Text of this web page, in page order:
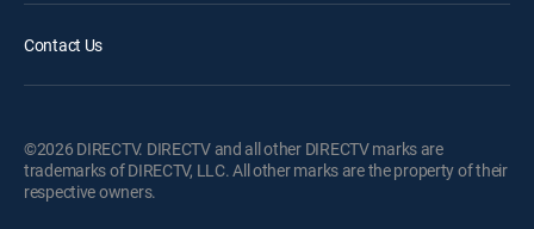
Contact Us
©2026 DIRECTV. DIRECTV and all other DIRECTV marks are
trademarks of DIRECTV, LLC. All other marks are the property of their
respective owners.